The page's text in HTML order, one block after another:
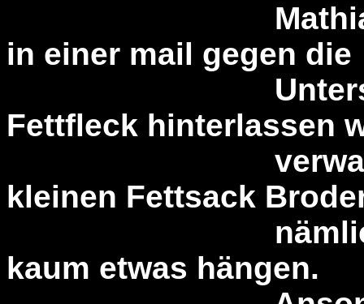
Mathias
in einer mail gegen die
Fettfleck hinterlassen
verwahrt.
kleinen Fettsack
nämlich bei
kaum etwas hängen.